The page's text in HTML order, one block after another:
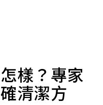
樣？專家
清潔方